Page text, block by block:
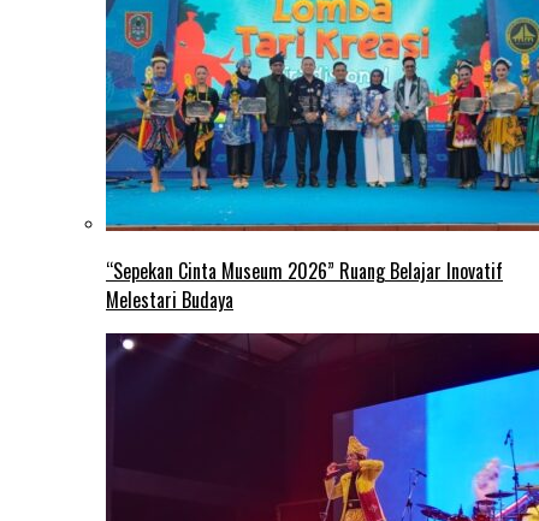
“Sepekan Cinta Museum 2026” Ruang Belajar Inovatif
Melestari Budaya